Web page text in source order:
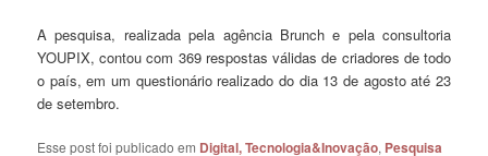
A pesquisa, realizada pela agência Brunch e pela consultoria
YOUPIX, contou com 369 respostas válidas de criadores de todo
o país, em um questionário realizado do dia 13 de agosto até 23
de setembro.
Esse post foi publicado em Digital, Tecnologia&Inovação, Pesquisa